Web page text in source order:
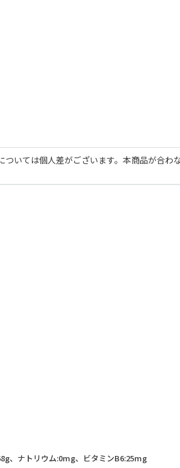
いては個人差がございます。本商品が合わ
、ナトリウム:0mg、ビタミンB6:25mg